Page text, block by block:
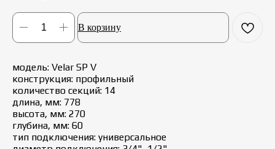
В корзину
модель: Velar SР V
конструкция: профильный
количество секций: 14
длина, мм: 778
высота, мм: 270
глубина, мм: 60
тип подключения: универсальное